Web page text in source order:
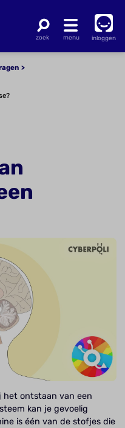
inloggen
het ontstaan van een
kan je gevoelig
is één van de stofjes die